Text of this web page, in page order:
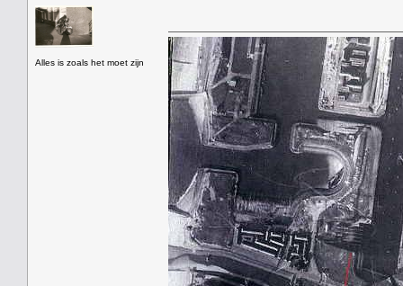
Alles is zoals het moet zijn